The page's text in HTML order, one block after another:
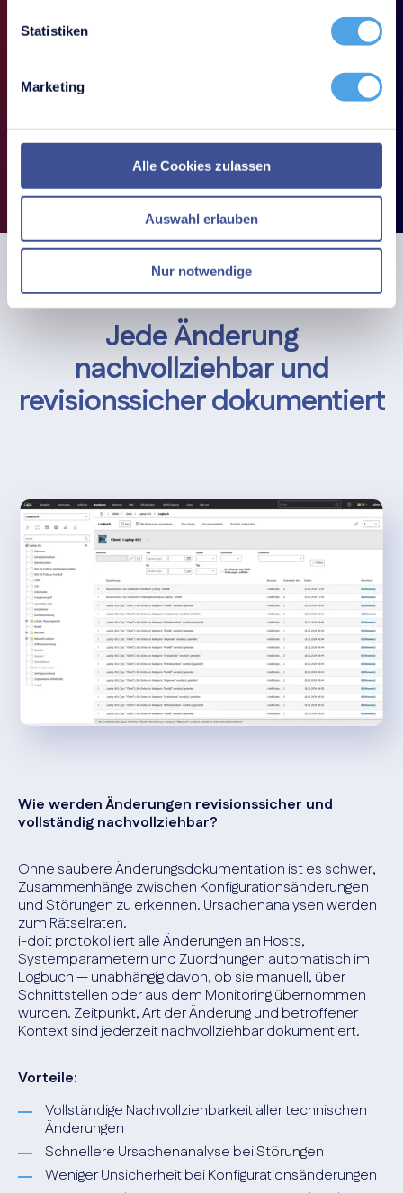
Statistiken
Marketing
Alle Cookies zulassen
Auswahl erlauben
Nur notwendige
(Monitoring)
Jede Änderung
nachvollziehbar und
revisionssicher dokumentiert
Wie werden Änderungen revisionssicher und
vollständig nachvollziehbar?
Ohne saubere Änderungsdokumentation ist es schwer,
Zusammenhänge zwischen Konfigurationsänderungen
und Störungen zu erkennen. Ursachenanalysen werden
zum Rätselraten.
i-doit protokolliert alle Änderungen an Hosts,
Systemparametern und Zuordnungen automatisch im
Logbuch — unabhängig davon, ob sie manuell, über
Schnittstellen oder aus dem Monitoring übernommen
wurden. Zeitpunkt, Art der Änderung und betroffener
Kontext sind jederzeit nachvollziehbar dokumentiert.
Vorteile:
Vollständige Nachvollziehbarkeit aller technischen
Änderungen
Schnellere Ursachenanalyse bei Störungen
Weniger Unsicherheit bei Konfigurationsänderungen